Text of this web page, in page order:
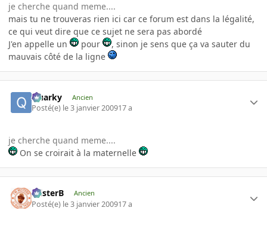
je cherche quand meme....
mais tu ne trouveras rien ici car ce forum est dans la légalité,
ce qui veut dire que ce sujet ne sera pas abordé
J'en appelle un
pour
, sinon je sens que ça va sauter du
mauvais côté de la ligne
Quarky Ancien
Posté(e) le 3 janvier 200917 a
je cherche quand meme....
On se croirait à la maternelle
misterB Ancien
Posté(e) le 3 janvier 200917 a